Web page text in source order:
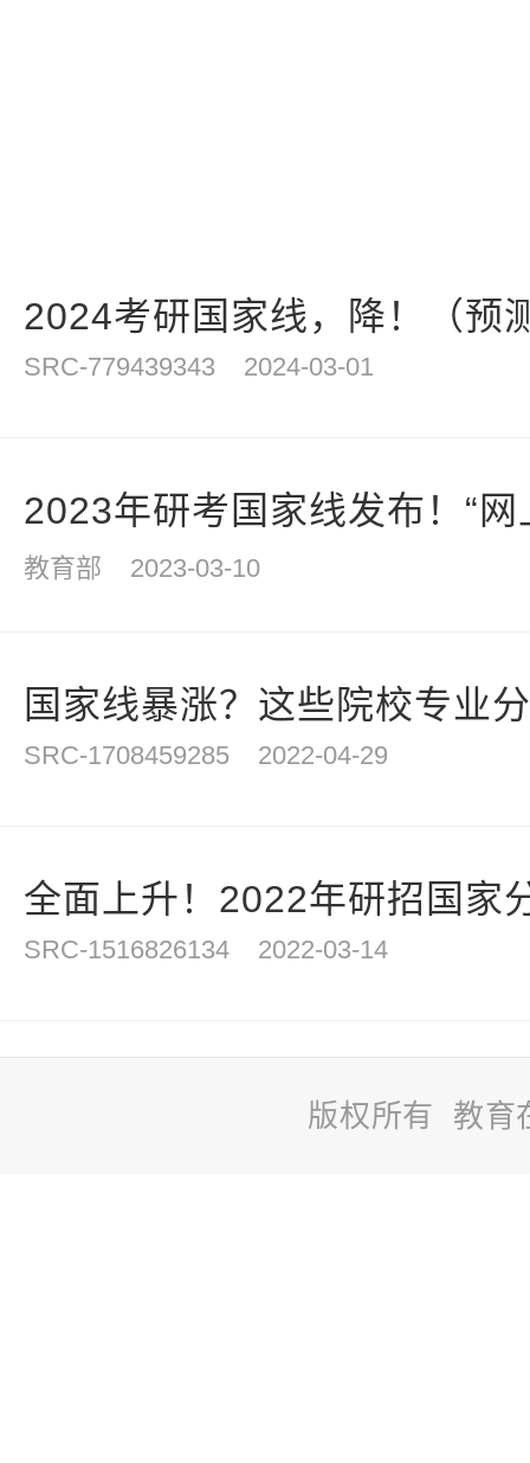
2024考研国家线，降！（预
SRC-779439343 2024-03-01
2023年研考国家线发布！“
教育部 2023-03-10
国家线暴涨？这些院校专业
SRC-1708459285 2022-04-29
全面上升！2022年研招国家
SRC-1516826134 2022-03-14
版权所有 教育